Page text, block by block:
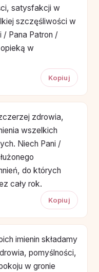
satysfakcji w
szczęśliwości w
/ Pana Patron /
w
Kopiuj
zdrowia,
wszelkich
Niech Pani /
do których
cały rok.
Kopiuj
imienin składamy
pomyślności,
w gronie